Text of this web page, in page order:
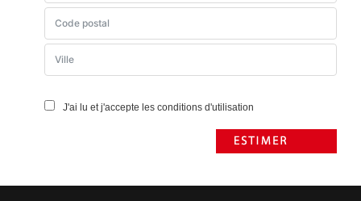
J'ai lu et j'accepte les conditions d'utilisation